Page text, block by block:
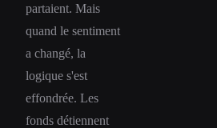
partaient. Mais
quand le sentiment
a changé, la
logique s'est
effondrée. Les
fonds détiennent